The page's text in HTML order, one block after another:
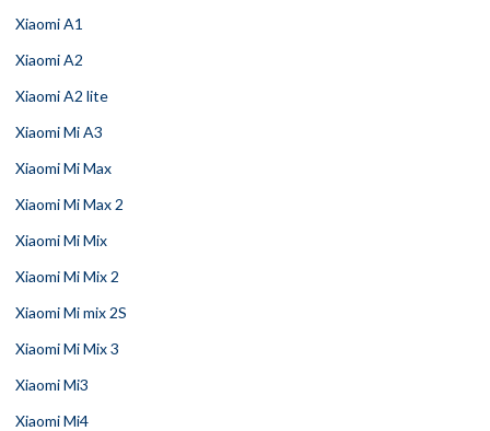
Xiaomi A1
Xiaomi A2
Xiaomi A2 lite
Xiaomi Mi A3
Xiaomi Mi Max
Xiaomi Mi Max 2
Xiaomi Mi Mix
Xiaomi Mi Mix 2
Xiaomi Mi mix 2S
Xiaomi Mi Mix 3
Xiaomi Mi3
Xiaomi Mi4